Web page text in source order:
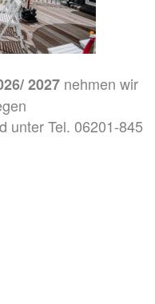
2027 nehmen wir
unter Tel. 06201-845